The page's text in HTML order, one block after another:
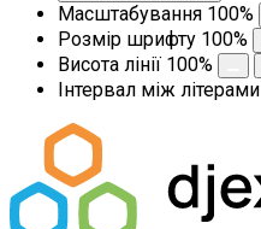
Масштабування 100%
Розмір шрифту 100%
Висота лінії 100%
Інтервал між літерами